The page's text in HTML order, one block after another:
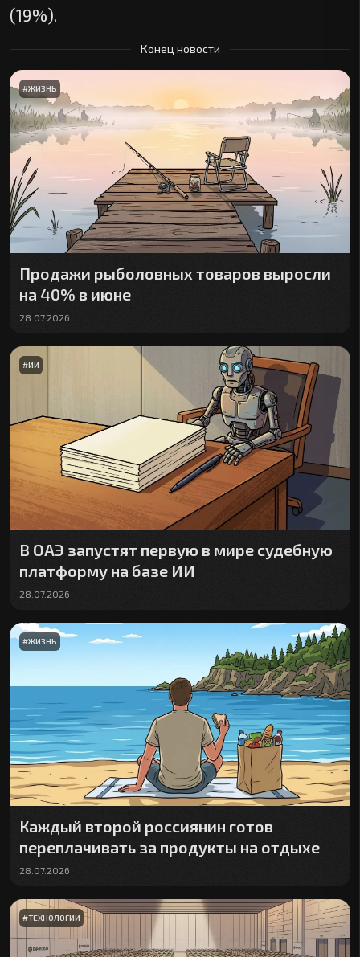
(19%).
Конец новости
#ЖИЗНЬ
Продажи рыболовных товаров выросли
на 40% в июне
28.07.2026
#ИИ
В ОАЭ запустят первую в мире судебную
платформу на базе ИИ
28.07.2026
#ЖИЗНЬ
Каждый второй россиянин готов
переплачивать за продукты на отдыхе
28.07.2026
#ТЕХНОЛОГИИ